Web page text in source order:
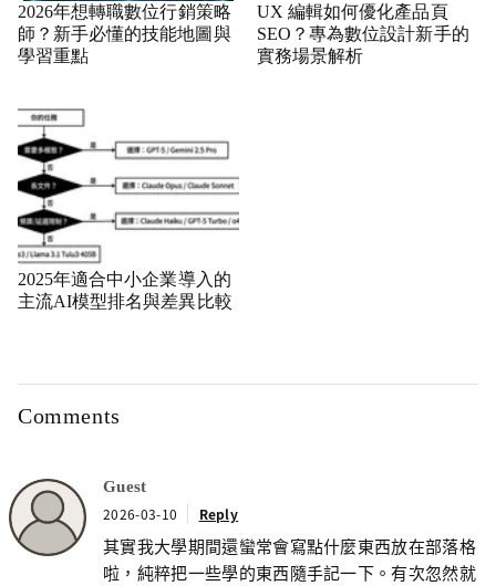
2026年想轉職數位行銷策略
師？新手必懂的技能地圖與
學習重點
UX 編輯如何優化產品頁
SEO？專為數位設計新手的
實務場景解析
2025年適合中小企業導入的
主流AI模型排名與差異比較
Comments
Guest
2026-03-10 Reply
其實我大學期間還蠻常會寫點什麼東西放在部落格
啦，純粹把一些學的東西隨手記一下。有次忽然就